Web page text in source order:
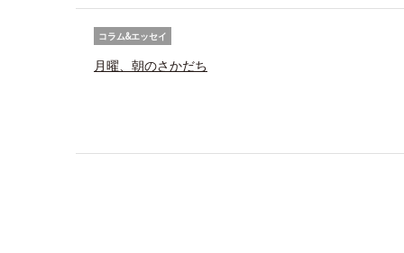
コラム&エッセイ
月曜、朝のさかだち